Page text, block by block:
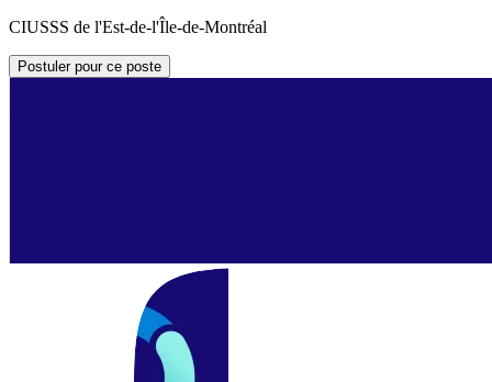
CIUSSS de l'Est-de-l'Île-de-Montréal
Postuler pour ce poste